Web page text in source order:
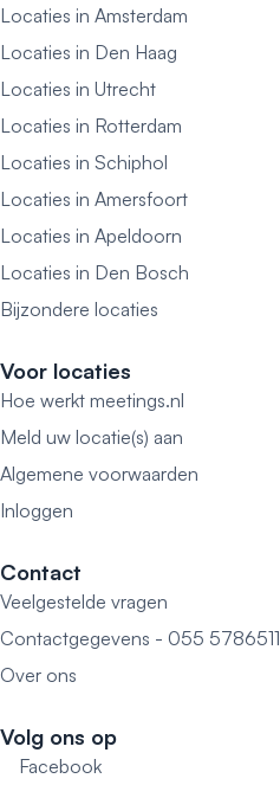
Locaties in Amsterdam
Locaties in Den Haag
Locaties in Utrecht
Locaties in Rotterdam
Locaties in Schiphol
Locaties in Amersfoort
Locaties in Apeldoorn
Locaties in Den Bosch
Bijzondere locaties
Voor locaties
Hoe werkt meetings.nl
Meld uw locatie(s) aan
Algemene voorwaarden
Inloggen
Contact
Veelgestelde vragen
Contactgegevens - 055 5786511
Over ons
Volg ons op
Facebook